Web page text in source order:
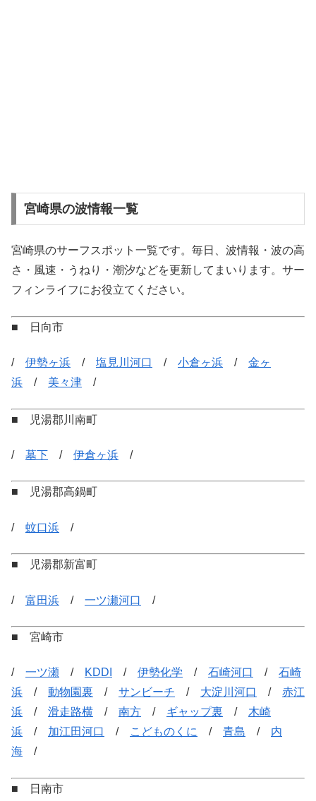
宮崎県の波情報一覧
宮崎県のサーフスポット一覧です。毎日、波情報・波の高
さ・風速・うねり・潮汐などを更新してまいります。サー
フィンライフにお役立てください。
■ 日向市
/ 伊勢ヶ浜 / 塩見川河口 / 小倉ヶ浜 / 金ヶ
浜 / 美々津 /
■ 児湯郡川南町
/ 墓下 / 伊倉ヶ浜 /
■ 児湯郡高鍋町
/ 蚊口浜 /
■ 児湯郡新富町
/ 富田浜 / 一ツ瀬河口 /
■ 宮崎市
/ 一ツ瀬 / KDDI / 伊勢化学 / 石崎河口 / 石崎
浜 / 動物園裏 / サンビーチ / 大淀川河口 / 赤江
浜 / 滑走路横 / 南方 / ギャップ裏 / 木崎
浜 / 加江田河口 / こどものくに / 青島 / 内
海 /
■ 日南市